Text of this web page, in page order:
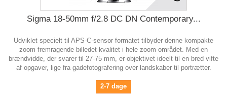
Sigma 18-50mm f/2.8 DC DN Contemporary...
Udviklet specielt til APS-C-sensor formatet tilbyder denne kompakte
zoom fremragende billedet-kvalitet i hele zoom-området. Med en
brændvidde, der svarer til 27-75 mm, er objektivet ideelt til en bred vifte
af opgaver, lige fra gadefotografering over landskaber til portrætter.
2-7 dage